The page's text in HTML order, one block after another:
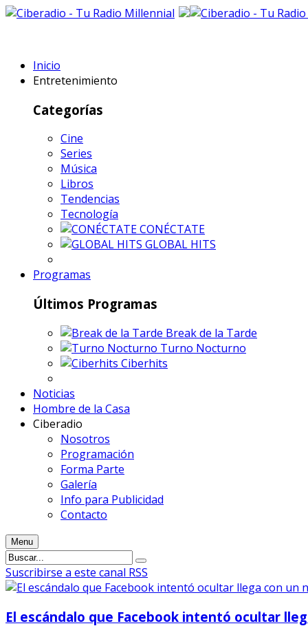
Inicio
Entretenimiento
Categorías
Cine
Series
Música
Libros
Tendencias
Tecnología
CONÉCTATE
GLOBAL HITS
Programas
Últimos Programas
Break de la Tarde
Turno Nocturno
Ciberhits
Noticias
Hombre de la Casa
Ciberadio
Nosotros
Programación
Forma Parte
Galería
Info para Publicidad
Contacto
Menu
Suscribirse a este canal RSS
El escándalo que Facebook intentó ocultar